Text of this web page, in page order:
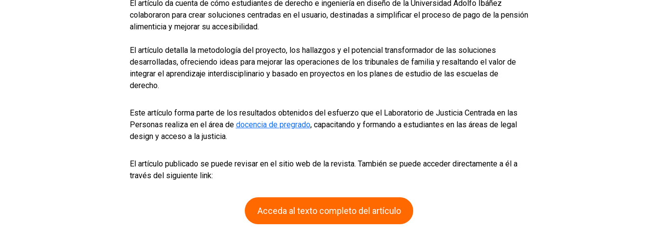
El artículo da cuenta de cómo estudiantes de derecho e ingeniería en diseño de la Universidad Adolfo Ibáñez
colaboraron para crear soluciones centradas en el usuario, destinadas a simplificar el proceso de pago de la pensión
alimenticia y mejorar su accesibilidad.
El artículo detalla la metodología del proyecto, los hallazgos y el potencial transformador de las soluciones
desarrolladas, ofreciendo ideas para mejorar las operaciones de los tribunales de familia y resaltando el valor de
integrar el aprendizaje interdisciplinario y basado en proyectos en los planes de estudio de las escuelas de
derecho.
Este artículo forma parte de los resultados obtenidos del esfuerzo que el Laboratorio de Justicia Centrada en las
Personas realiza en el área de docencia de pregrado, capacitando y formando a estudiantes en las áreas de legal
design y acceso a la justicia.
El artículo publicado se puede revisar en el sitio web de la revista. También se puede acceder directamente a él a
través del siguiente link:
Acceda al texto completo del artículo